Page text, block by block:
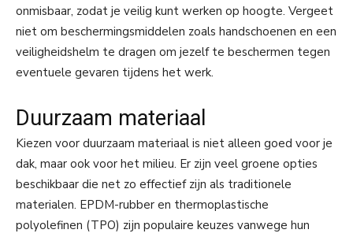
onmisbaar, zodat je veilig kunt werken op hoogte. Vergeet
niet om beschermingsmiddelen zoals handschoenen en een
veiligheidshelm te dragen om jezelf te beschermen tegen
eventuele gevaren tijdens het werk.
Duurzaam materiaal
Kiezen voor duurzaam materiaal is niet alleen goed voor je
dak, maar ook voor het milieu. Er zijn veel groene opties
beschikbaar die net zo effectief zijn als traditionele
materialen. EPDM-rubber en thermoplastische
polyolefinen (TPO) zijn populaire keuzes vanwege hun